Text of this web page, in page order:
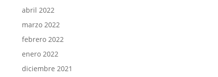
abril 2022
marzo 2022
febrero 2022
enero 2022
diciembre 2021